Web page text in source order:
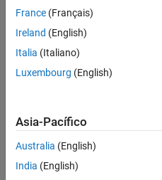
France (Français)
Ireland (English)
Italia (Italiano)
Luxembourg (English)
Asia-Pacífico
Australia (English)
India (English)